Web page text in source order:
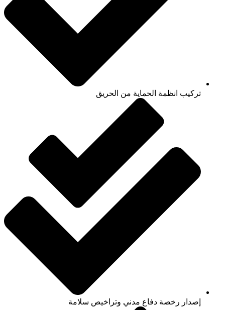
تركيب انظمة الحماية من الحريق
إصدار رخصة دفاع مدني وتراخيص سلامة